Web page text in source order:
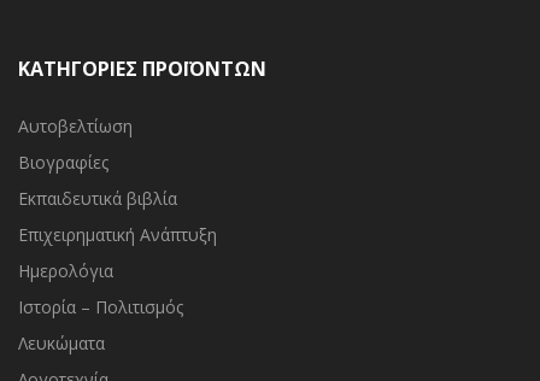
ΚΑΤΗΓΟΡΙΕΣ ΠΡΟΪΟΝΤΩΝ
Αυτοβελτίωση
Βιογραφίες
Εκπαιδευτικά βιβλία
Επιχειρηματική Ανάπτυξη
Ημερολόγια
Ιστορία – Πολιτισμός
Λευκώματα